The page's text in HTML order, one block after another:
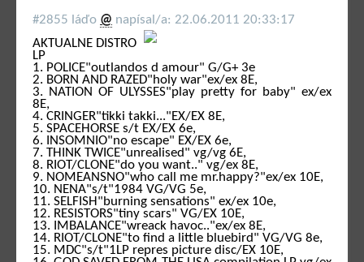
#2855 láďo @ napí­sal/a: 22.06.2011 20:33:17
AKTUALNE DISTRO
LP
1. POLICE"outlandos d amour" G/G+ 3e
2. BORN AND RAZED"holy war"ex/ex 8E,
3. NATION OF ULYSSES"play pretty for baby" ex/ex
8E,
4. CRINGER"tikki takki..."EX/EX 8E,
5. SPACEHORSE s/t EX/EX 6e,
6. INSOMNIO"no escape" EX/EX 6e,
7. THINK TWICE"unrealised" vg/vg 6E,
8. RIOT/CLONE"do you want.." vg/ex 8E,
9. NOMEANSNO"who call me mr.happy?"ex/ex 10E,
10. NENA"s/t"1984 VG/VG 5e,
11. SELFISH"burning sensations" ex/ex 10e,
12. RESISTORS"tiny scars" VG/EX 10E,
13. IMBALANCE"wreack havoc.."ex/ex 8E,
14. RIOT/CLONE"to find a little bluebird" VG/VG 8e,
15. MDC"s/t"1LP repres picture disc/EX 10E,